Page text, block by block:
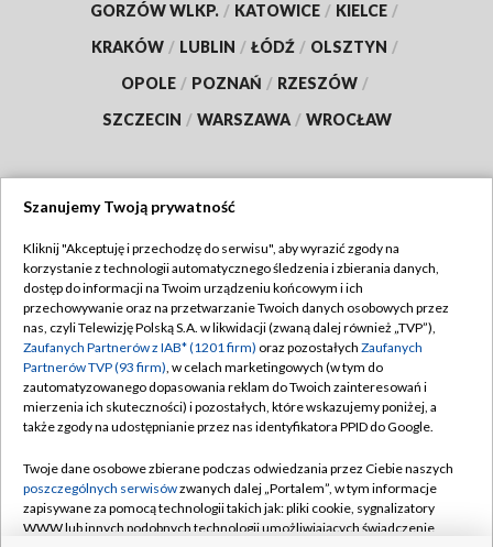
GORZÓW WLKP. / KATOWICE / KIELCE /
KRAKÓW / LUBLIN / ŁÓDŹ / OLSZTYN /
OPOLE / POZNAŃ / RZESZÓW /
SZCZECIN / WARSZAWA / WROCŁAW
TVP
Abonament TVP
Emisja w TVP
Centrum informacji TVP
Naziemna Telewizja Cyfrowa
Rada Programowa
System NOS
Regulamin TVP
Polityka prywatności
Moje zgody
Pomoc
Kontakt
Szanujemy Twoją prywatność
Kliknij "Akceptuję i przechodzę do serwisu", aby wyrazić zgody na
korzystanie z technologii automatycznego śledzenia i zbierania danych,
dostęp do informacji na Twoim urządzeniu końcowym i ich
przechowywanie oraz na przetwarzanie Twoich danych osobowych przez
nas, czyli Telewizję Polską S.A. w likwidacji (zwaną dalej również „TVP”),
Zaufanych Partnerów z IAB* (1201 firm) oraz pozostałych Zaufanych
Partnerów TVP (93 firm), w celach marketingowych (w tym do
zautomatyzowanego dopasowania reklam do Twoich zainteresowań i
mierzenia ich skuteczności) i pozostałych, które wskazujemy poniżej, a
także zgody na udostępnianie przez nas identyfikatora PPID do Google.
Twoje dane osobowe zbierane podczas odwiedzania przez Ciebie naszych
poszczególnych serwisówzwanych dalej „Portalem”, w tym informacje
zapisywane za pomocą technologii takich jak: pliki cookie, sygnalizatory
WWW lub innych podobnych technologii umożliwiających świadczenie